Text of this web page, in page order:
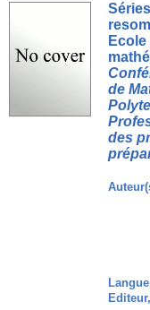
de
des